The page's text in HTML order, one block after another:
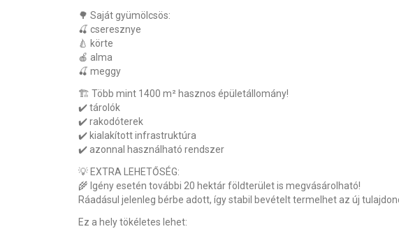
🌳 Saját gyümölcsös:
🍒 cseresznye
🍐 körte
🍎 alma
🍒 meggy
🏗️ Több mint 1400 m² hasznos épületállomány!
✔️ tárolók
✔️ rakodóterek
✔️ kialakított infrastruktúra
✔️ azonnal használható rendszer
💡 EXTRA LEHETŐSÉG:
🌾 Igény esetén további 20 hektár földterület is megvásárolható!
Ráadásul jelenleg bérbe adott, így stabil bevételt termelhet az új
Ez a hely tökéletes lehet: